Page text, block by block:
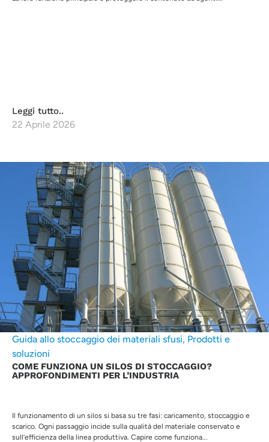
Leggi tutto..
22 Aprile 2026
Guida allo stoccaggio dei materiali sfusi, Prodotti e
soluzioni
COME FUNZIONA UN SILOS DI STOCCAGGIO?
APPROFONDIMENTI PER L’INDUSTRIA
Il funzionamento di un silos si basa su tre fasi: caricamento, stoccaggio e
scarico. Ogni passaggio incide sulla qualità del materiale conservato e
sull’efficienza della linea produttiva. Capire come funziona...